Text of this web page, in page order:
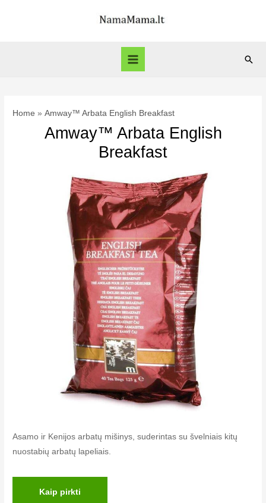
Main
Home Amway™ Arbata English Breakfast
Amway™ Arbata English
Breakfast
Asamo ir Kenijos arbatų mišinys, suderintas su švelniais kitų
nuostabių arbatų lapeliais.
Kaip pirkti